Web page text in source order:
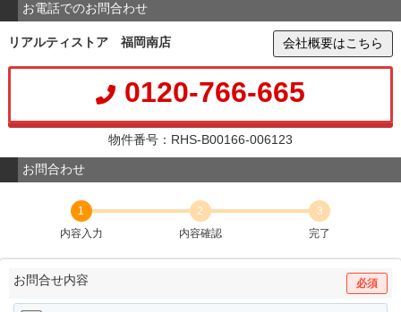
お電話でのお問合わせ
リアルティストア 福岡南店 会社概要はこちら
0120-766-665
物件番号：RHS-B00166-006123
お問合わせ
1
内容入力
2
内容確認
3
完了
お問合せ内容 必須